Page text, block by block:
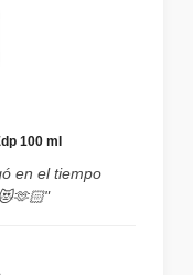
100 ml
en el tiempo